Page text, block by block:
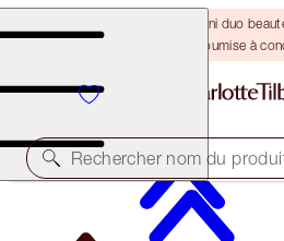
DERNIÈRE CHANCE ! Un mini duo
Offre soumise à
Rechercher nom du